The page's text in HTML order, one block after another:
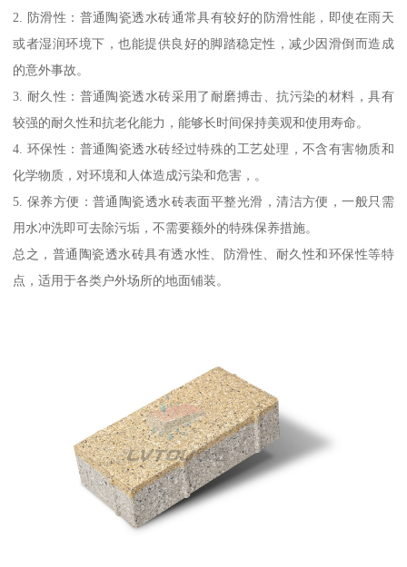
2. 防滑性：普通陶瓷透水砖通常具有较好的防滑性能，即使在雨天
或者湿润环境下，也能提供良好的脚踏稳定性，减少因滑倒而造成
的意外事故。
3. 耐久性：普通陶瓷透水砖采用了耐磨搏击、抗污染的材料，具有
较强的耐久性和抗老化能力，能够长时间保持美观和使用寿命。
4. 环保性：普通陶瓷透水砖经过特殊的工艺处理，不含有害物质和
化学物质，对环境和人体造成污染和危害，。
5. 保养方便：普通陶瓷透水砖表面平整光滑，清洁方便，一般只需
用水冲洗即可去除污垢，不需要额外的特殊保养措施。
总之，普通陶瓷透水砖具有透水性、防滑性、耐久性和环保性等特
点，适用于各类户外场所的地面铺装。